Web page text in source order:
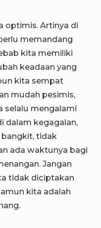
optimis. Artinya di
memandang
kita memiliki
keadaan yang
kita sempat
mudah pesimis,
selalu mengalami
dalam kegagalan,
tidak
ada waktunya bagi
Jangan
tidak diciptakan
kita adalah